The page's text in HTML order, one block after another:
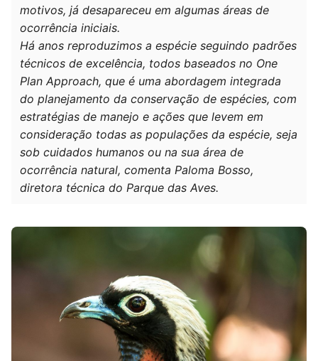
motivos, já desapareceu em algumas áreas de
ocorrência iniciais.
Há anos reproduzimos a espécie seguindo padrões
técnicos de excelência, todos baseados no One
Plan Approach, que é uma abordagem integrada
do planejamento da conservação de espécies, com
estratégias de manejo e ações que levem em
consideração todas as populações da espécie, seja
sob cuidados humanos ou na sua área de
ocorrência natural, comenta Paloma Bosso,
diretora técnica do Parque das Aves.